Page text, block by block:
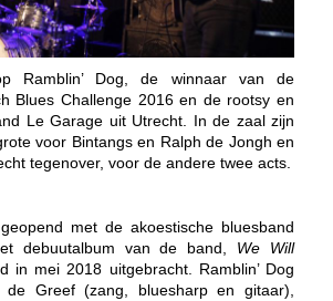
Ramblin’ Dog, de winnaar van de
Blues Challenge 2016 en de rootsy en
Le Garage uit Utrecht. In de zaal zijn
voor Bintangs en Ralph de Jongh en
tegenover, voor de andere twee acts.
met de akoestische bluesband
debuutalbum van de band, We Will
in mei 2018 uitgebracht. Ramblin’ Dog
Greef (zang, bluesharp en gitaar),